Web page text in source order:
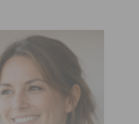
(foto), reside em
de Recezinhos e é um
do Dia dos Avós, em
não fosse